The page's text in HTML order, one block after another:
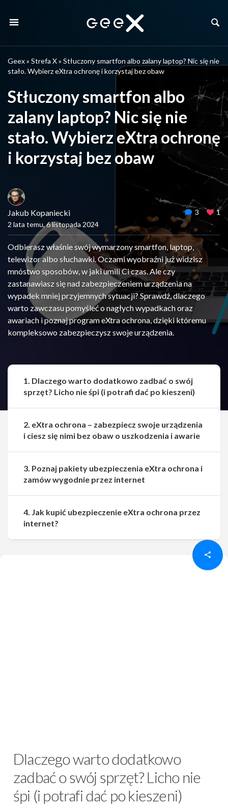
Geex» Strefa X» Stłuczony smartfon albo zalany laptop? Nic się nie
stało. Wybierz eXtra ochronę i korzystaj bez obaw
Stłuczony smartfon albo
zalany laptop? Nic się nie
stało. Wybierz eXtra ochronę
i korzystaj bez obaw
Jakub Kopaniecki
2 lata temu, 6 listopada 2024
3 1
Odbierasz właśnie swój wymarzony smartfon, laptop,
telewizor albo słuchawki. Oczami wyobraźni już widzisz
mnóstwo sposobów, w jaki umili Ci czas. Ale czy
zastanawiasz się nad zabezpieczeniem urządzenia na
wypadek mniej przyjemnych sytuacji? Sprawdź, dlaczego
warto zawczasu pomyśleć o nagłych wypadkach oraz
awariach i poznaj program eXtra ochrona, dzięki któremu
kompleksowo zabezpieczysz swoje urządzenia.
Dlaczego warto dodatkowo
zadbać o swój sprzęt? Licho nie
śpi (i potrafi dać po kieszeni)
1. Dlaczego warto dodatkowo zadbać o swój
sprzęt? Licho nie śpi (i potrafi dać po kieszeni)
2. eXtra ochrona – zabezpiecz swoje urządzenia
i ciesz się nimi bez obaw o uszkodzenia i awarie
3. Poznaj pakiety ubezpieczenia eXtra ochrona i
zamów wygodnie przez internet
4. Jak kupić ubezpieczenie eXtra ochrona przez
internet?